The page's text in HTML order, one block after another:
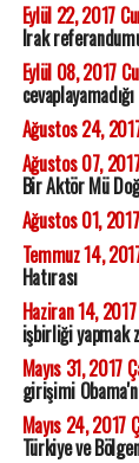
Eylül 22, 2017
Irak
Eylül 08, 2017
Ağustos 24,
Ağustos 07,
Bir Aktör Mü
Ağustos 01,
Temmuz 14,
Hatırası
Haziran 14,
işbirliği yapmak
Mayıs 31, 2017
girişimi
Mayıs 24, 2017
Türkiye ve